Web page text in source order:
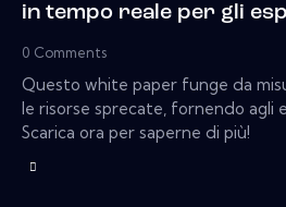
in tempo reale per gli
0 Comments
Questo white paper funge da
le risorse sprecate, fornendo agli
Scarica ora per saperne di più!